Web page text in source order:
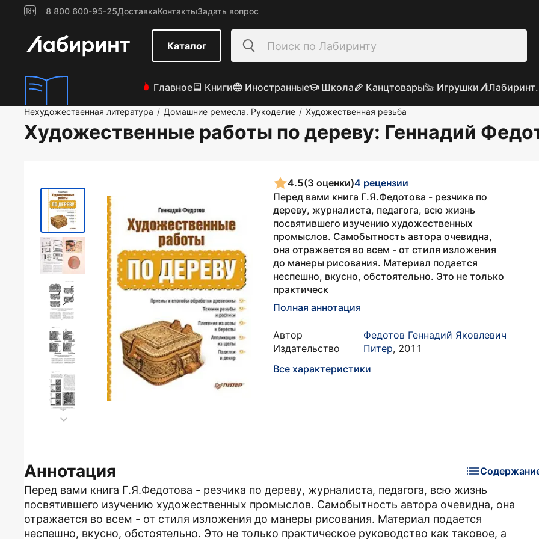
8 800 600-95-25ДоставкаКонтактыЗадать вопрос
Каталог
Главное Книги Иностранные Школа Канцтовары Игрушки
Нехудожественная литература / Домашние ремесла. Рукоделие / Художественная резьба
Художественные работы по дереву: Геннадий
4.5(3 оценки)4 рецензии
Перед вами книга Г.Я.Федотова - резчика по
дереву, журналиста, педагога, всю жизнь
посвятившего изучению художественных
промыслов. Самобытность автора очевидна,
она отражается во всем - от стиля изложения
до манеры рисования. Материал подается
неспешно, вкусно, обстоятельно. Это не только
практическ
Полная аннотация
Автор
Федотов Геннадий Яковлевич
Издательство
Питер, 2011
Все характеристики
Аннотация
Перед вами книга Г.Я.Федотова - резчика по дереву, журналиста, педагога, всю жизнь
посвятившего изучению художественных промыслов. Самобытность автора очевидна, она
отражается во всем - от стиля изложения до манеры рисования. Материал подается
неспешно, вкусно, обстоятельно. Это не только практическое руководство как таковое, а